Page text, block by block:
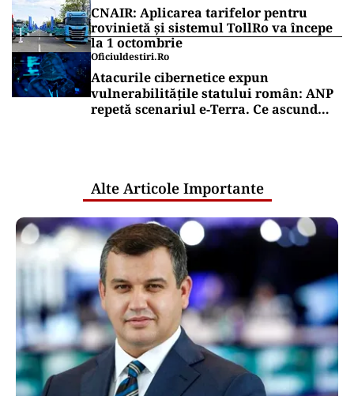
CNAIR: Aplicarea tarifelor pentru
rovinietă și sistemul TollRo va începe
la 1 octombrie
Oficiuldestiri.ro
Atacurile cibernetice expun
vulnerabilitățile statului român: ANP
repetă scenariul e‑Terra. Ce ascund
Alte Articole Importante